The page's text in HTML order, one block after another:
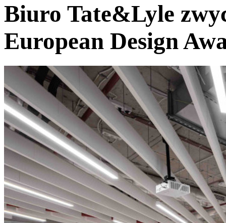
Biuro Tate&Lyle
European Design